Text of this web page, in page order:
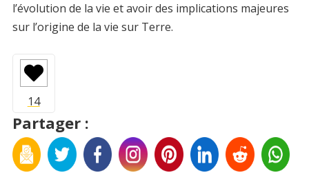
l’évolution de la vie et avoir des implications majeures
sur l’origine de la vie sur Terre.
Partager :